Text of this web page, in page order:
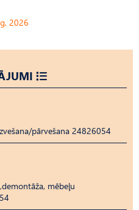
2026
pārvešana 24826054
mēbeļu